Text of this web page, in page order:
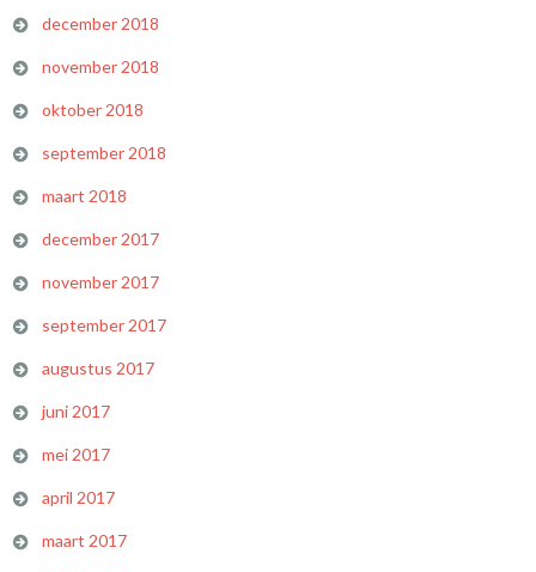
december 2018
november 2018
oktober 2018
september 2018
maart 2018
december 2017
november 2017
september 2017
augustus 2017
juni 2017
mei 2017
april 2017
maart 2017